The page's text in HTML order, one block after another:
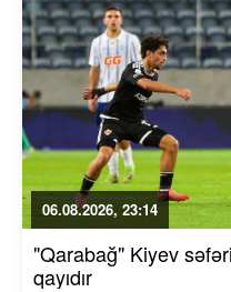
06.08.2026, 23:14
"Qarabağ" Kiyev
qayıdır